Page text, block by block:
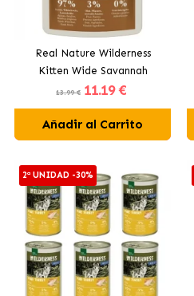
Real Nature Wilderness
Kitten Wide Savannah
Comida Húmeda Para
13.99 € 11.19 €
Añadir al Carrito
2ª UNIDAD -30%